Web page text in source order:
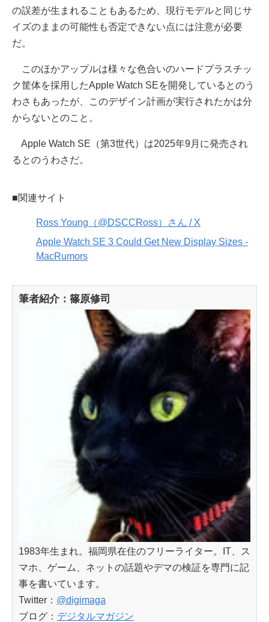
の誤差が生まれることもあるため、現行モデルと同じサ
イズのままの可能性も否定できない点には注意が必要
だ。
このほかアップルは様々な色合いのハードプラスチッ
ク筐体を採用したApple Watch SEを開発しているとのう
わさもあったが、このデザイン計画が実行されたかは分
からないとのこと。
Apple Watch SE（第3世代）は2025年9月に発売され
るとのうわさだ。
■関連サイト
Ross Young（@DSCCRoss）さん / X
Apple Watch SE 3 Could Get New Display Sizes -
MacRumors
筆者紹介：篠原修司
1983年生まれ。福岡県在住のフリーライター。IT、ス
マホ、ゲーム、ネットの話題やデマの検証を専門に記
事を書いています。
Twitter： @digimaga
ブログ： デジタルマガジン